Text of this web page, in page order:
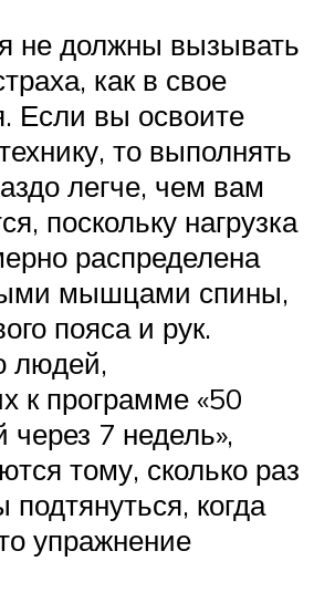
не должны вызывать
как в свое
Если вы освоите
то выполнять
легче, чем вам
поскольку нагрузка
распределена
мышцами спины,
пояса и рук.
людей,
к программе «50
через 7 недель»,
тому, сколько раз
когда
упражнение